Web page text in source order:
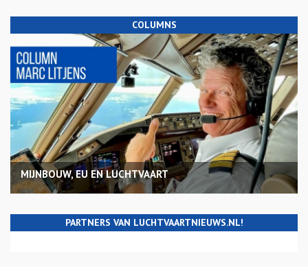
COLUMNS
MIJNBOUW, EU EN LUCHTVAART
PARTNERS VAN LUCHTVAARTNIEUWS.NL!